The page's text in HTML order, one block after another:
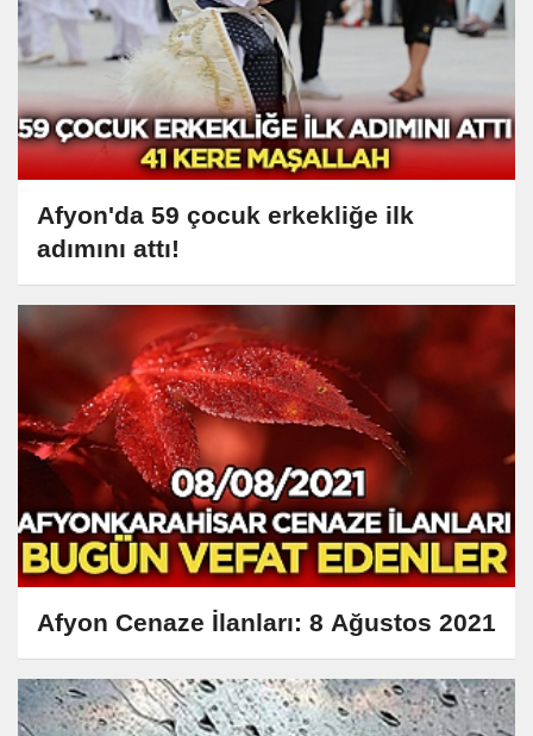
Afyon'da 59 çocuk erkekliğe ilk
adımını attı!
Afyon Cenaze İlanları: 8 Ağustos 2021